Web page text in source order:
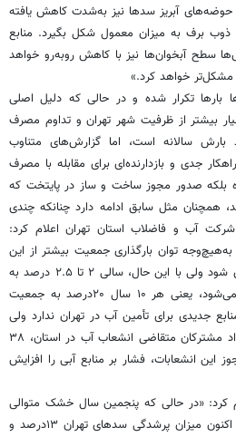
آبریز سدها نیز به‌شدت کاهش یافته
ذوب برف به میزان معمول شکل بگیرد. منابع
سطح آبخوان‌ها نیز با کاهش روبه‌رو خواهد
مشکل‌تر خواهد کرد.»
تکرار شده و در حالی که دلیل اصلی
بیشتر از ظرفیت شهر تهران و تداوم مصرف
سالانه است، اما گزارش‌های متناوب
جدی و بازدارنده‌ای برای مقابله با مصرف
بلکه صدور مجوز ساخت و ساز در پایتخت که
همچنان مثل سابق ادامه دارد چنانکه چندی
آب و فاضلاب استان تهران اعلام کرد:
توان بارگذاری جمعیت بیشتر از این
را ندارد و باید در این روند بازنگری شود ولی با این حال، سالی ۲ تا ۲.۵ درصد به
تعداد مشترکان آب تهران اضافه می‌شود، یعنی هر ۱۰ سال ۲۰درصد به جمعیت
جدیدی برای تأمین آب در تهران ندارد ولی
با این حال، طی ۱۰ سال اخیر، تعداد مشترکان متقاضی انشعاب آب در استان، ۳۸
انشعابات، فشار بر منابع آبی را افزایش
کرد: «در حالی که پنجمین سال خشک متوالی
را در استان تهران سپری می‌کنیم، اکنون میزان پرشدگی سدهای تهران ۱۳‌درصد و